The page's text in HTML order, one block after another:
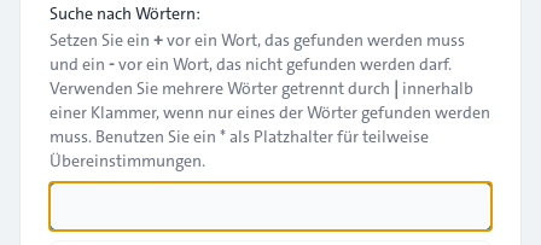
Suche nach Wörtern:
Setzen Sie ein +vor ein Wort, das gefunden werden muss
und ein -vor ein Wort, das nicht gefunden werden darf.
Verwenden Sie mehrere Wörter getrennt durch | innerhalb
einer Klammer, wenn nur eines der Wörter gefunden werden
muss. Benutzen Sie ein * als Platzhalter für teilweise
Übereinstimmungen.